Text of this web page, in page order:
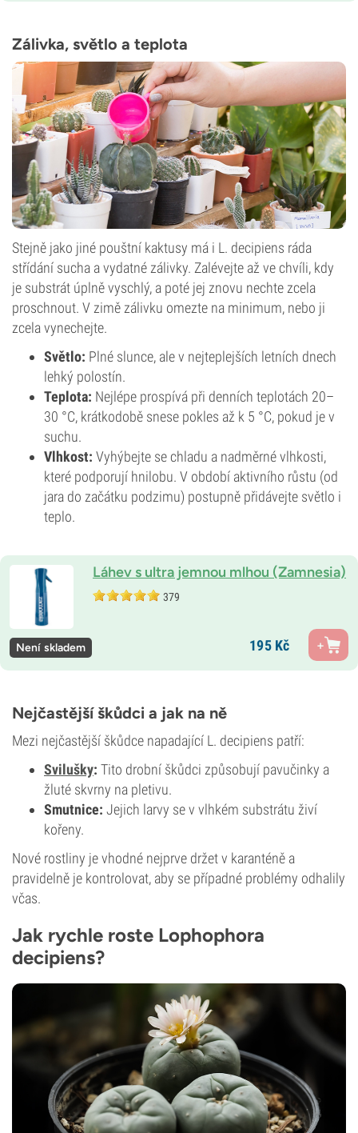
Zálivka, světlo a teplota
Stejně jako jiné pouštní kaktusy má i L. decipiens ráda
střídání sucha a vydatné zálivky. Zalévejte až ve chvíli, kdy
je substrát úplně vyschlý, a poté jej znovu nechte zcela
proschnout. V zimě zálivku omezte na minimum, nebo ji
zcela vynechejte.
Světlo: Plné slunce, ale v nejteplejších letních dnech
lehký polostín.
Teplota: Nejlépe prospívá při denních teplotách 20–
30 °C, krátkodobě snese pokles až k 5 °C, pokud je v
suchu.
Vlhkost: Vyhýbejte se chladu a nadměrné vlhkosti,
které podporují hnilobu. V období aktivního růstu (od
jara do začátku podzimu) postupně přidávejte světlo i
teplo.
Láhev s ultra jemnou mlhou (Zamnesia)
379
Není skladem 195Kč
Nejčastější škůdci a jak na ně
Mezi nejčastější škůdce napadající L. decipiens patří:
Svilušky: Tito drobní škůdci způsobují pavučinky a
žluté skvrny na pletivu.
Smutnice: Jejich larvy se v vlhkém substrátu živí
kořeny.
Nové rostliny je vhodné nejprve držet v karanténě a
pravidelně je kontrolovat, aby se případné problémy odhalily
včas.
Jak rychle roste Lophophora
decipiens?